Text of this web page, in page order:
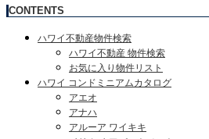
CONTENTS
ハワイ不動産物件検索
ハワイ不動産 物件検索
お気に入り物件リスト
ハワイ コンドミニアムカタログ
アエオ
アナハ
アルーア ワイキキ